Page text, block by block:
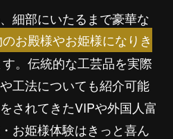
細部にいたるまで豪華な
お殿様やお姫様になりき
。伝統的な工芸品を実際
工法についても紹介可能
されてきたVIPや外国人富
お姫様体験はきっと喜ん